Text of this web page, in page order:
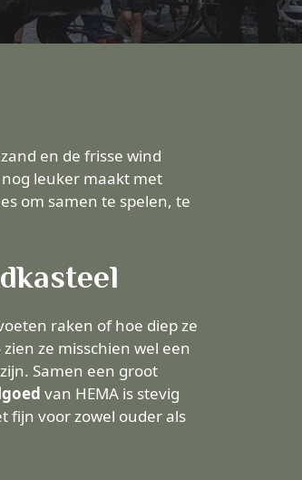
en de frisse wind
leuker maakt met
om samen te spelen, te
raken of hoe diep ze
ze misschien wel een
Samen een groot
van HEMA is stevig
fijn voor zowel ouder als